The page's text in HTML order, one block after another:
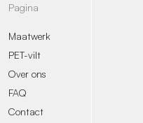
Pagina
Maatwerk
PET-vilt
Over ons
FAQ
Contact